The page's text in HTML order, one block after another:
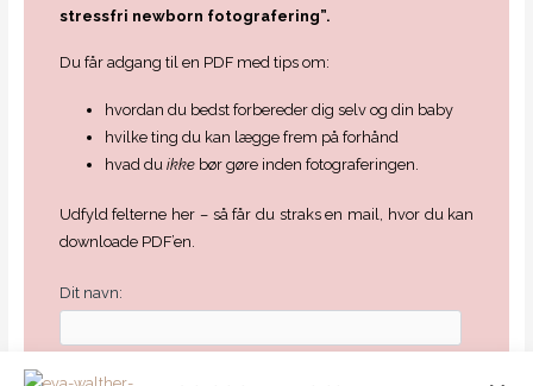
stressfri newborn fotografering”.
Du får adgang til en PDF med tips om:
hvordan du bedst forbereder dig selv og din baby
hvilke ting du kan lægge frem på forhånd
hvad du ikkebør gøre inden fotograferingen.
Udfyld felterne her – så får du straks en mail, hvor du kan
downloade PDF’en.
Dit navn: